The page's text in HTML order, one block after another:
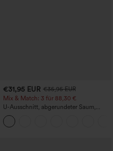
€31,95 EUR €35,95 EUR
Mix & Match: 3 für 88,30 €
U-Ausschnitt, abgerundeter Saum,
InstantCool Yoga-Trägertop – UPF50+